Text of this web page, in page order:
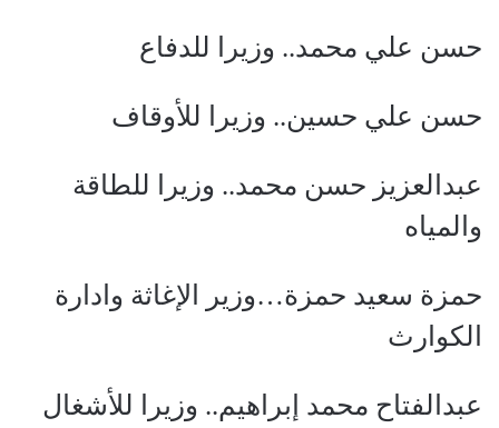
حسن علي محمد.. وزيرا للدفاع
حسن علي حسين.. وزيرا للأوقاف
عبدالعزيز حسن محمد.. وزيرا للطاقة
والمياه
حمزة سعيد حمزة…وزير الإغاثة وادارة
الكوارث
عبدالفتاح محمد إبراهيم.. وزيرا للأشغال